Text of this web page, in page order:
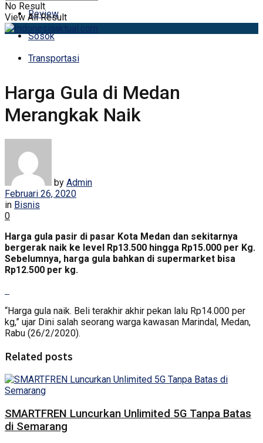
Review
Sosok
Transportasi
No Result
View All Result
Harga Gula di Medan
Merangkak Naik
by Admin
Februari 26, 2020
in Bisnis
0
Harga gula pasir di pasar Kota Medan dan sekitarnya
bergerak naik ke level Rp13.500 hingga Rp15.000 per Kg.
Sebelumnya, harga gula bahkan di supermarket bisa
Rp12.500 per kg.
“Harga gula naik. Beli terakhir akhir pekan lalu Rp14.000 per
kg,” ujar Dini salah seorang warga kawasan Marindal, Medan,
Rabu (26/2/2020).
Related posts
SMARTFREN Luncurkan Unlimited 5G Tanpa Batas
di Semarang